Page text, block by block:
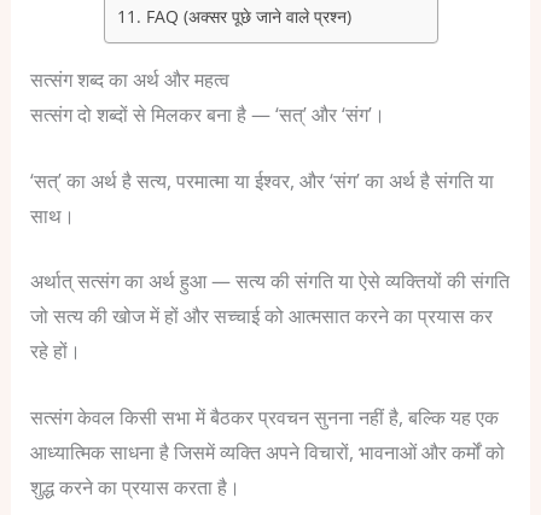
FAQ (अक्सर पूछे जाने वाले प्रश्न)
सत्संग शब्द का अर्थ और महत्व
सत्संग दो शब्दों से मिलकर बना है — ‘सत्’ और ‘संग’।
‘सत्’ का अर्थ है सत्य, परमात्मा या ईश्वर, और ‘संग’ का अर्थ है संगति या
साथ।
अर्थात् सत्संग का अर्थ हुआ — सत्य की संगति या ऐसे व्यक्तियों की संगति
जो सत्य की खोज में हों और सच्चाई को आत्मसात करने का प्रयास कर
रहे हों।
सत्संग केवल किसी सभा में बैठकर प्रवचन सुनना नहीं है, बल्कि यह एक
आध्यात्मिक साधना है जिसमें व्यक्ति अपने विचारों, भावनाओं और कर्मों को
शुद्ध करने का प्रयास करता है।